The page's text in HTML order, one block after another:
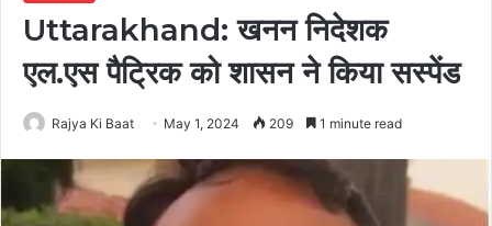
Uttarakhand: खनन निदेशक
एल.एस पैट्रिक को शासन ने किया सस्पेंड
Rajya Ki Baat May 1, 2024 209 1 minute read